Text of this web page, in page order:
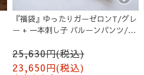
『福袋』ゆったりガーゼロンT/グレ
ー + 一本刺し子 バルーンパンツ/生
25,630円(税込)
23,650円(税込)